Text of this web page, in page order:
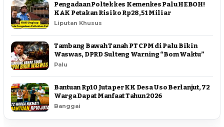
Pengadaan Poltekkes Kemenkes Palu HEBOH!
KAK Petakan Risiko Rp28,51 Miliar
Liputan Khusus
Tambang Bawah Tanah PT CPM di Palu Bikin
Waswas, DPRD Sulteng Warning “Bom Waktu”
Palu
Bantuan Rp10 Juta per KK Desa Uso Berlanjut, 72
Warga Dapat Manfaat Tahun 2026
Banggai